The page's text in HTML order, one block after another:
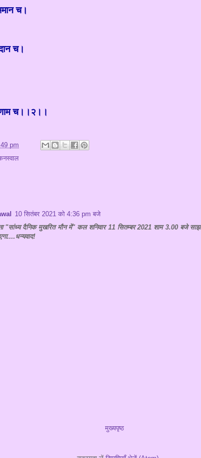
च।
च।
च।।२।।
pm
10 सितंबर 2021 को 4:36 pm बजे
"सांध्य दैनिक मुखरित मौन में" कल शनिवार 11 सितम्बर 2021 शाम 3.00 बजे
मुख्यपृष्ठ